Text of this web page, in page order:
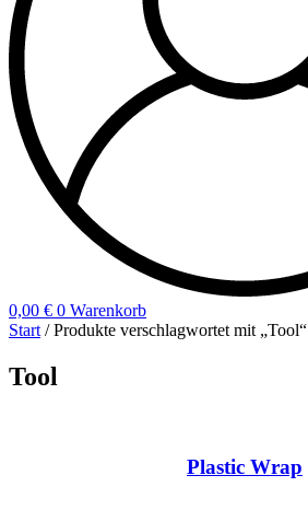
0,00 € 0 Warenkorb
Start / Produkte verschlagwortet mit „Tool“
Tool
Plastic Wrap